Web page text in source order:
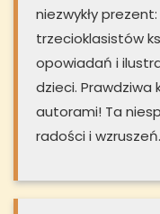
niezwykły
trzecioklasistów
opowiadań i
dzieci. Prawdziwa
autorami! Ta
radości i